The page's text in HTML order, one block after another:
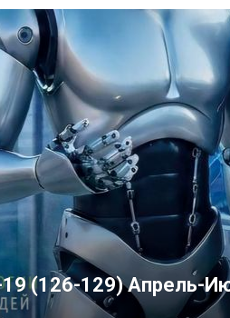
(126-129) Апрель-